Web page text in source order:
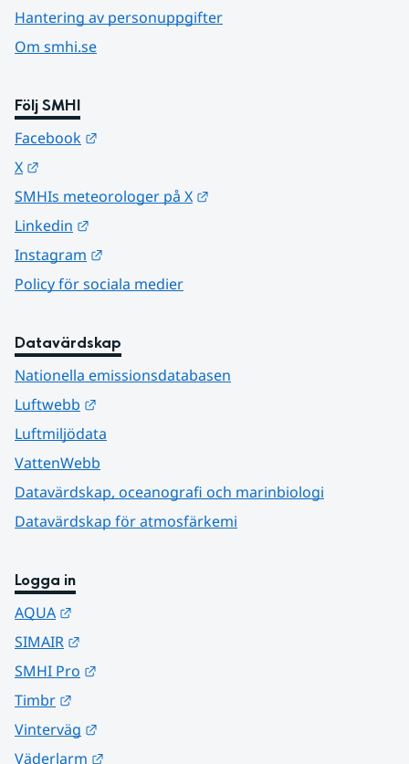
Hantering av personuppgifter
Om smhi.se
Följ SMHI
Facebook
X
SMHIs meteorologer på X
Linkedin
Instagram
Policy för sociala medier
Datavärdskap
Nationella emissionsdatabasen
Luftwebb
Luftmiljödata
VattenWebb
Datavärdskap, oceanografi och marinbiologi
Datavärdskap för atmosfärkemi
Logga in
AQUA
SIMAIR
SMHI Pro
Timbr
Vinterväg
Väderlarm